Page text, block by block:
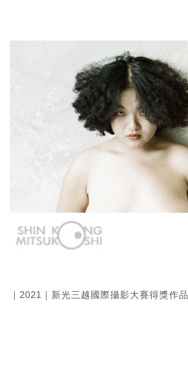
｜2021｜新光三越國際攝影大賽得獎作品